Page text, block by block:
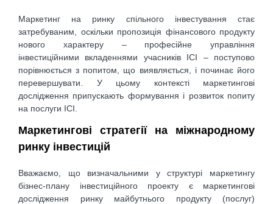
Маркетинг на ринку спільного інвестування стає
затребуваним, оскільки пропозиція фінансового продукту
нового характеру – професійне управління
інвестиційними вкладеннями учасників ІСІ – поступово
порівнюється з попитом, що виявляється, і починає його
перевершувати. У цьому контексті маркетингові
дослідження припускають формування і розвиток попиту
на послуги ІСІ.
Маркетингові стратегії на міжнародному
ринку інвестицій
Вважаємо, що визначальними у структурі маркетингу
бізнес-плану інвестиційного проекту є маркетингові
дослідження ринку майбутнього продукту (послуг)